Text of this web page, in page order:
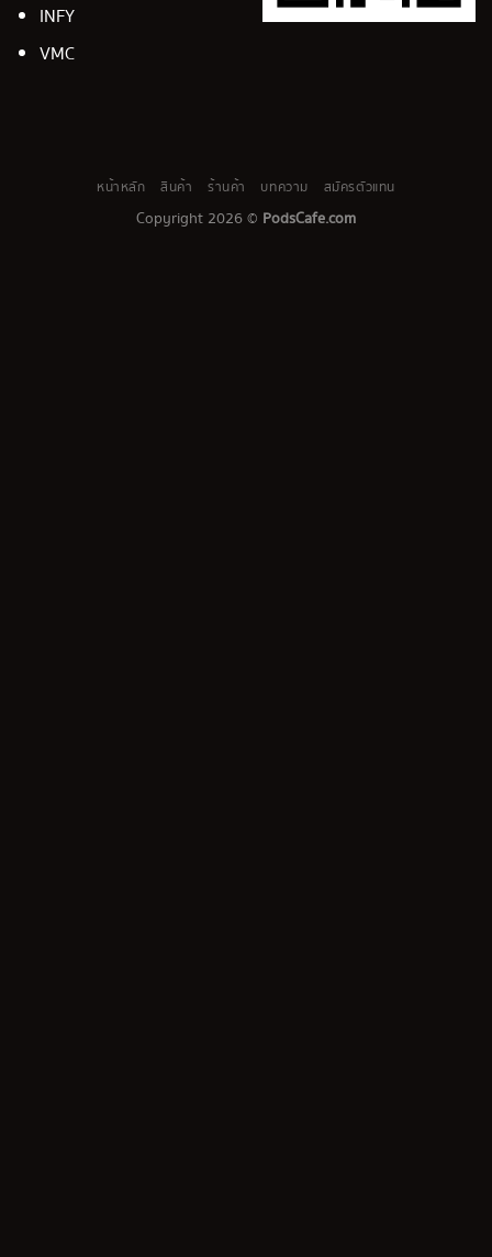
INFY
VMC
หน้าหลัก สินค้า ร้านค้า บทความ สมัครตัวแทน
Copyright 2026 © PodsCafe.com